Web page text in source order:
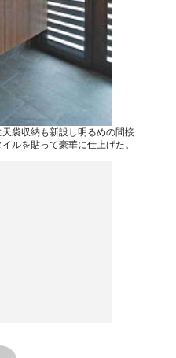
袋収納も新設し明るめの間接
ルを貼って豪華に仕上げた。